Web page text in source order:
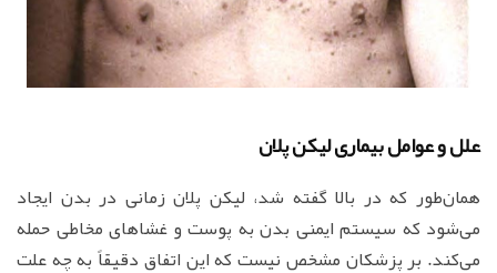
علل و عوامل بیماری لیکن پلان
همان‌طور که در بالا گفته شد، لیکن پلان زمانی در بدن ایجاد
می‌شود که سیستم ایمنی بدن به پوست و غشاهای مخاطی حمله
می‌کند. بر پزشکان مشخص نیست که این اتفاق دقیقاً به چه علت